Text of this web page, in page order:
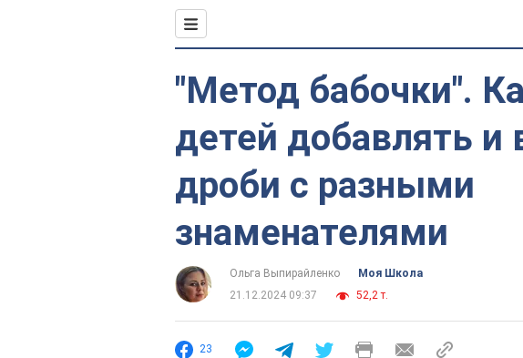
"Метод бабочки".
детей добавлять и
дроби с разными
знаменателями
Ольга Выпирайленко
Моя Школа
21.12.2024 09:37
52,2 т.
23